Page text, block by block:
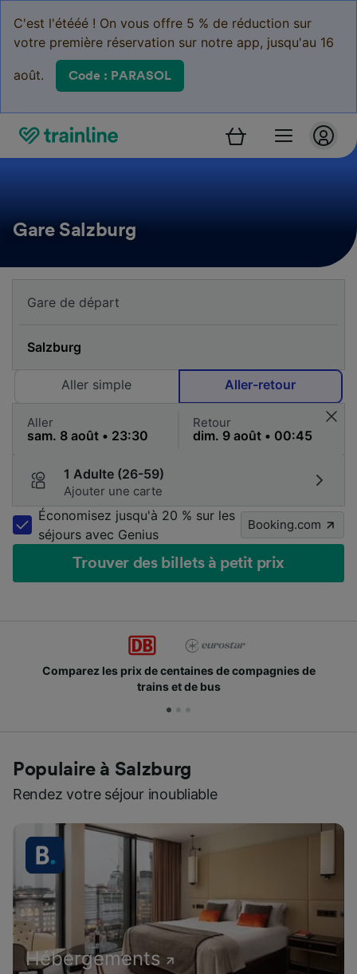
C'est l'étééé ! On vous offre 5 % de réduction sur
votre première réservation sur notre app, jusqu'au 16
août. Code : PARASOL
Gare Salzburg
Aller simple Aller-retour
Aller Retour
1 Adulte (26-59)
Ajouter une carte
Économisez jusqu'à 20 % sur les
séjours avec Genius
Booking.com
Trouver des billets à petit prix
Comparez les prix de centaines de compagnies de
trains et de bus
Populaire à Salzburg
Rendez votre séjour inoubliable
Hébergements